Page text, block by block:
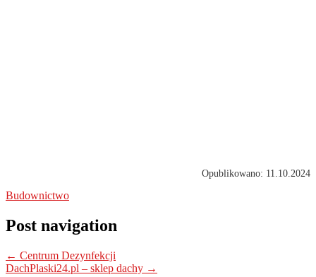
Opublikowano: 11.10.2024
Budownictwo
Post navigation
← Centrum Dezynfekcji
DachPlaski24.pl – sklep dachy →